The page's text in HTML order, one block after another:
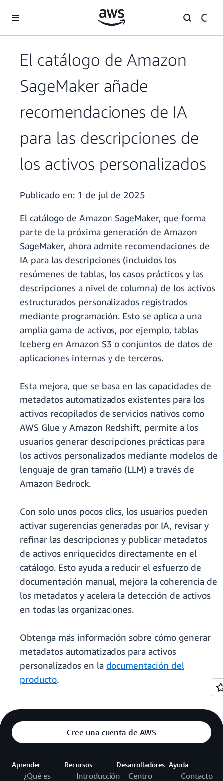
El catálogo de Amazon
SageMaker añade
recomendaciones de IA
para las descripciones de
los activos personalizados
Publicado en: 1 de jul de 2025
El catálogo de Amazon SageMaker, que forma
parte de la próxima generación de Amazon
SageMaker, ahora admite recomendaciones de
IA para las descripciones (incluidos los
resúmenes de tablas, los casos prácticos y las
descripciones a nivel de columna) de los activos
estructurados personalizados registrados
mediante programación. Esto se aplica a una
amplia gama de activos, por ejemplo, tablas
Iceberg en Amazon S3 o conjuntos de datos de
aplicaciones internas y de terceros.
Esta mejora, que se basa en las capacidades de
metadatos automatizados existentes para los
activos recopilados de servicios nativos como
AWS Glue y Amazon Redshift, permite a los
usuarios generar descripciones prácticas para
los activos personalizados mediante modelos de
lenguaje de gran tamaño (LLM) a través de
Amazon Bedrock.
Con solo unos pocos clics, los usuarios pueden
activar sugerencias generadas por IA, revisar y
refinar las descripciones y publicar metadatos
de activos enriquecidos directamente en el
catálogo. Esto ayuda a reducir el esfuerzo de
documentación manual, mejora la coherencia de
los metadatos y acelera la detección de activos
en todas las organizaciones.
Obtenga más información sobre cómo generar
metadatos automatizados para activos
personalizados en la documentación del
producto.
Cree una cuenta de AWS
Aprender
¿Qué es
Recursos
Introducción
Desarrolladores
Centro
Ayuda
Contacto